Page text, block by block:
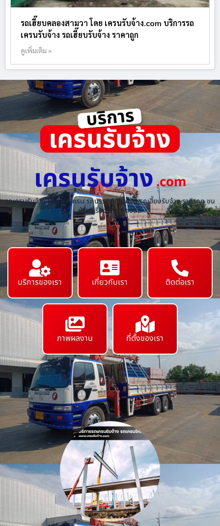
รถเฮี๊ยบคลองสามวา โดย เครนรับจ้าง.com บริการรถ
เครนรับจ้าง รถเฮี๊ยบรับจ้าง ราคาถูก
ดูเพิ่มเติม »
เครนรับจ้าง.com
รถเครนรับจ้าง ให้เช่ารถเครน รถบรรทุกติดเครน รถเฮี๊ยบรับจ้าง ราคาถูก ขน
ย้ายเครื่องจักร ทุกชนิด
บริการของเรา เกี่ยวกับเรา ติดต่อเรา
ภาพผลงาน ที่ตั้งของเรา